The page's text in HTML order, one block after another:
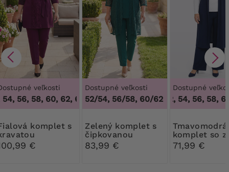
veľkosti
56, 58, 60, 62, 64 48, 50, 52, 54, 56, 58, 60, 62, 64
s
€
Dostupné veľkosti
52/54, 56/58, 60/62
Zelený komplet s
čipkovanou
kardigánom
83,99 €
Dostupné
48, 50, 52, 54, 56, 58,
Tmavomodrá
komplet so
ružou
71,99 €